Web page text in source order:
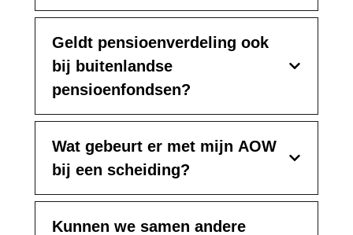
Geldt pensioenverdeling ook
bij buitenlandse
pensioenfondsen?
Wat gebeurt er met mijn AOW
bij een scheiding?
Kunnen we samen andere